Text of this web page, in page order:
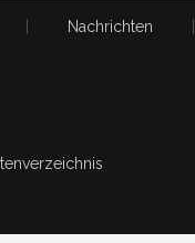
Nachrichten